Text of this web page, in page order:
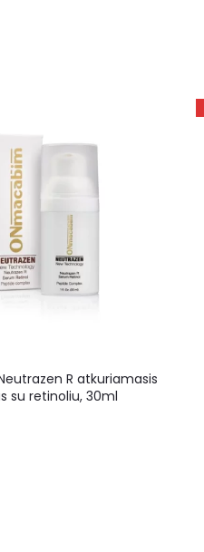
R atkuriamasis
su retinoliu, 30ml